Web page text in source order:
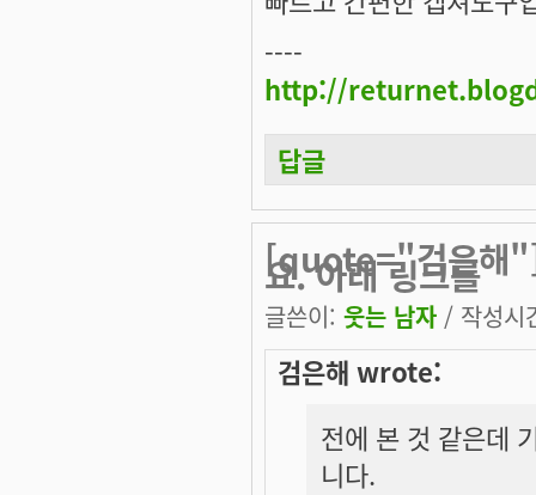
----
http://
답글
[quote="검은해"]
요. 아래 링크를
글쓴이: 웃는 남자 / 작성
검은해 wrote:
전에 본 것 같은데
니다.